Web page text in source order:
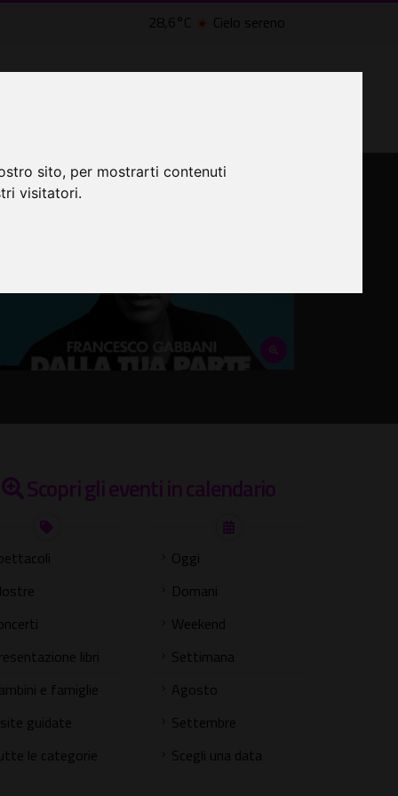
sito, per mostrarti contenuti
visitatori.
28,6°C Cielo sereno
Scopri gli eventi in calendario
libri
e famiglie
guidate
le categorie
Oggi
Domani
Weekend
Settimana
Agosto
Settembre
Scegli una data